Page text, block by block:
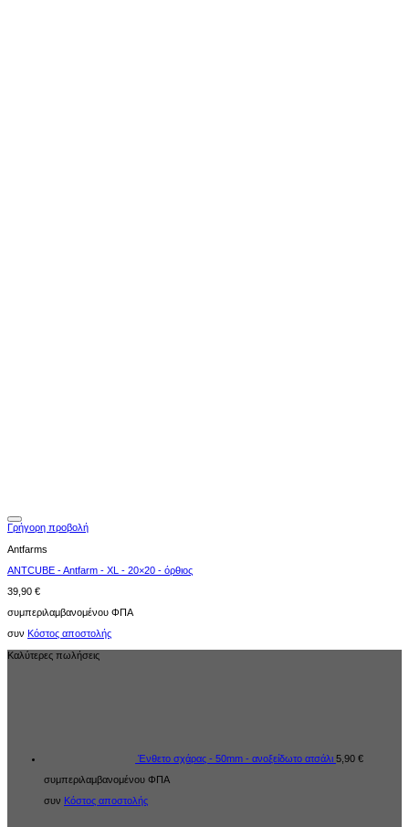
Γρήγορη προβολή
Antfarms
ANTCUBE - Antfarm - XL - 20×20 - όρθιος
39,90 €
συμπεριλαμβανομένου ΦΠΑ
συν Κόστος αποστολής
Καλύτερες πωλήσεις
Ένθετο σχάρας - 50mm - ανοξείδωτο ατσάλι 5,90 €
συμπεριλαμβανομένου ΦΠΑ
συν Κόστος αποστολής